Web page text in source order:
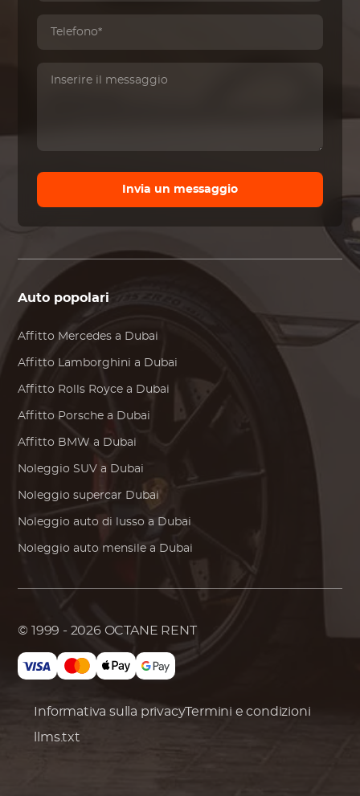
Invia un messaggio
Auto popolari
Affitto Mercedes a Dubai
Affitto Lamborghini a Dubai
Affitto Rolls Royce a Dubai
Affitto Porsche a Dubai
Affitto BMW a Dubai
Noleggio SUV a Dubai
Noleggio supercar Dubai
Noleggio auto di lusso a Dubai
Noleggio auto mensile a Dubai
© 1999 - 2026 OCTANE RENT
Informativa sulla privacyTermini e condizioni
llms.txt